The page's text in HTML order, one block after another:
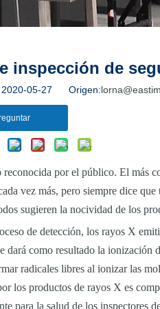
inspección de
05-27 Origen:
por el público. El más
vez más, pero siempre dice
sugieren la nocividad de los
de detección, los rayos X
como resultado la ionización
radicales libres al ionizar las
los productos de rayos X es
para la salud de los inspectores